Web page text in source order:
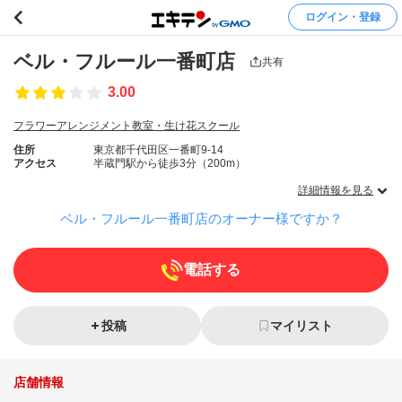
ログイン・登録
ベル・フルール一番町店 共有
3.00
フラワーアレンジメント教室・生け花スクール
住所
東京都千代田区一番町9-14
アクセス
半蔵門駅から徒歩3分（200m）
詳細情報を見る
ベル・フルール一番町店のオーナー様ですか？
電話する
投稿 マイリスト
店舗情報